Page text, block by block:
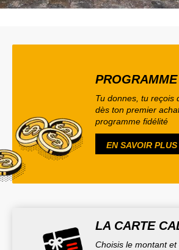
Tu donnes, tu reçois
dès ton premier
programme fidélité
EN SAVOIR PLUS
LA CARTE
Choisis le montant